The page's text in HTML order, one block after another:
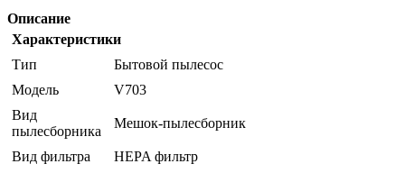
Описание
Характеристики
Тип
Бытовой пылесос
Модель
V703
Вид
пылесборника
Мешок-пылесборник
Вид фильтра
HEPA фильтр